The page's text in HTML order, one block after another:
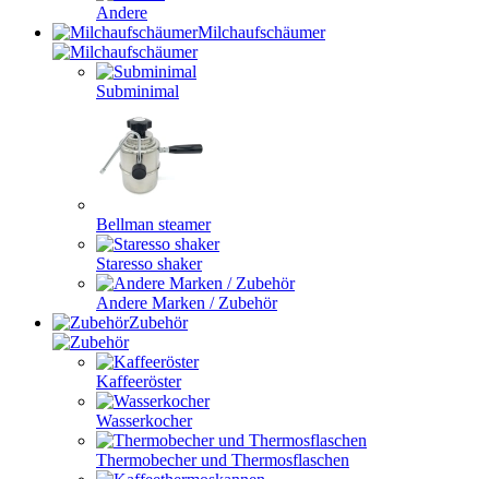
Andere
Milchaufschäumer
Subminimal
Bellman steamer
Staresso shaker
Andere Marken / Zubehör
Zubehör
Kaffeeröster
Wasserkocher
Thermobecher und Thermosflaschen